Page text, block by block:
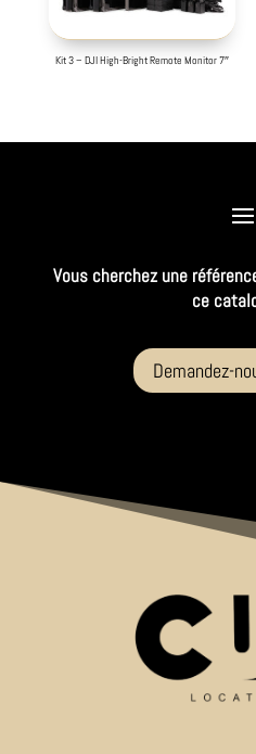
Kit 3 – DJI High-Bright Remote Monitor 7″
Vous cherchez une
ce
Demandez-